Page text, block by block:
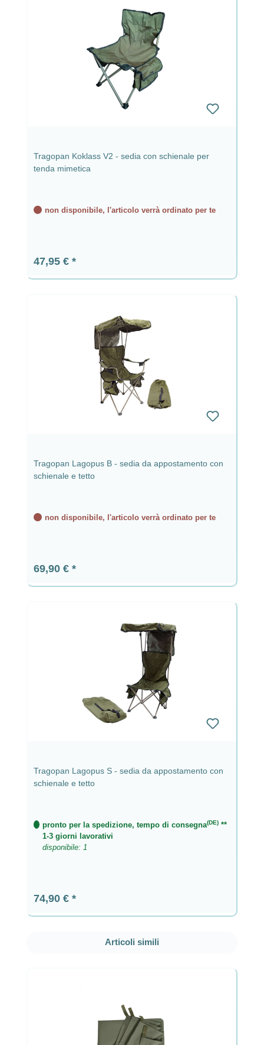
Tragopan Koklass V2 - sedia con schienale per
tenda mimetica
non disponibile, l'articolo verrà ordinato per te
Prezzo normale:
47,95 €
Tragopan Lagopus B - sedia da appostamento con
schienale e tetto
non disponibile, l'articolo verrà ordinato per te
Prezzo normale:
69,90 €
Tragopan Lagopus S - sedia da appostamento con
schienale e tetto
pronto per la spedizione, tempo di consegna(DE) **
1-3 giorni lavorativi
disponibile: 1
Prezzo normale:
74,90 €
Salta la galleria dei prodotti
Articoli simili